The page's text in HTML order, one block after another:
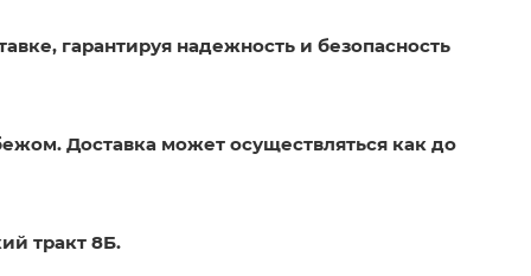
гарантируя надежность и безопасность
Доставка может осуществляться как до
тракт 8Б.